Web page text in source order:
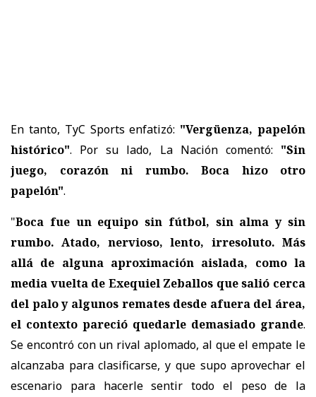
En tanto, TyC Sports enfatizó: "Vergüenza, papelón
histórico". Por su lado, La Nación comentó: "Sin
juego, corazón ni rumbo. Boca hizo otro
papelón".
"Boca fue un equipo sin fútbol, sin alma y sin
rumbo. Atado, nervioso, lento, irresoluto. Más
allá de alguna aproximación aislada, como la
media vuelta de Exequiel Zeballos que salió cerca
del palo y algunos remates desde afuera del área,
el contexto pareció quedarle demasiado grande.
Se encontró con un rival aplomado, al que el empate le
alcanzaba para clasificarse, y que supo aprovechar el
escenario para hacerle sentir todo el peso de la